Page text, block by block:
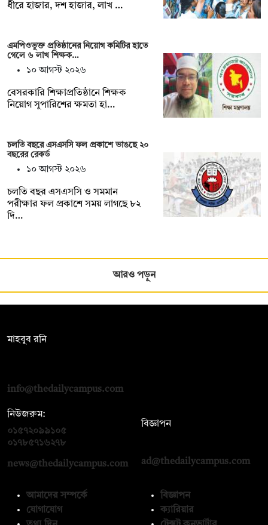
ধীরে হাজার, দশ হাজার, লাখ …
এমপিওভুক্ত প্রতিষ্ঠানের নিয়োগ কমিটির হাতে
গেলে ৬ লাখ শিক্ষক…
১০ আগস্ট ২০২৬
বেসরকারি শিক্ষাপ্রতিষ্ঠানে শিক্ষক
নিয়োগ সুপারিশের ক্ষমতা হা…
চলতি বছরে এসএসসি ফল প্রকাশে ভাঙছে ২০
বছরের রেকর্ড
১০ আগস্ট ২০২৬
চলতি বছর এসএসসি ও সমমান
পরীক্ষার ফল প্রকাশে সময় লাগছে ৮২
দি…
আরও পড়ুন
মাহবুব রনি
info@thedailycampus.com
নিউজরুম:
০১৫৭২০৯৯১০৫
০১৭৮৫৭১৬২৭৮
news@thedailycampus.com
বিজ্ঞাপন
ad@thedailycampus.com
আমাদের সম্পর্কে
যোগাযোগ
বিজ্ঞাপন
ক্যারিয়ার